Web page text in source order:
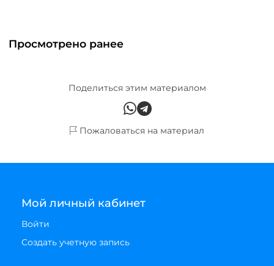
Просмотрено ранее
Поделиться этим материалом
Пожаловаться на материал
Мой личный кабинет
Войти
Создать учетную запись